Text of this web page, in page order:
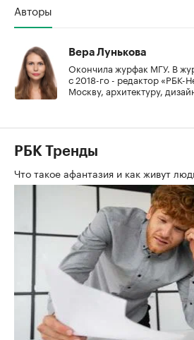
Авторы
Вера Лунькова
Окончила журфак МГУ. В
с 2018-го - редактор
Москву, архитектуру,
РБК Тренды
Что такое афантазия и как живут